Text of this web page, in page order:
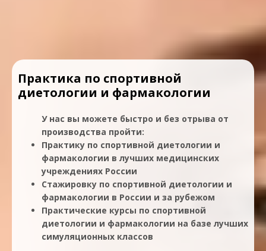
Практика по спортивной
диетологии и фармакологии
У нас вы можете быстро и без отрыва от
производства пройти:
Практику по спортивной диетологии и
фармакологии в лучших медицинских
учреждениях России
Стажировку по спортивной диетологии и
фармакологии в России и за рубежом
Практические курсы по спортивной
диетологии и фармакологии на базе лучших
симуляционных классов